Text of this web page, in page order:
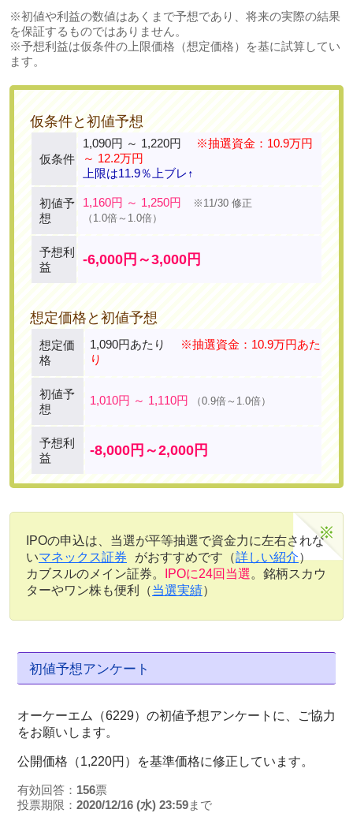
※初値や利益の数値はあくまで予想であり、将来の実際の結果
を保証するものではありません。
※予想利益は仮条件の上限価格（想定価格）を基に試算してい
ます。
仮条件と初値予想
仮条件
1,090円 ～ 1,220円
※抽選資金：10.9万円
～ 12.2万円
上限は11.9％上ブレ↑
初値予
想
1,160円 ～ 1,250円
※11/30 修正
（1.0倍～1.0倍）
予想利
益
-6,000円～3,000円
想定価格と初値予想
想定価
格
1,090円あたり
※抽選資金：10.9万円あた
り
初値予
想
1,010円 ～ 1,110円 （0.9倍～1.0倍）
予想利
益
-8,000円～2,000円
IPOの申込は、当選が平等抽選で資金力に左右されな
いマネックス証券 がおすすめです（詳しい紹介）
カブスルのメイン証券。
IPOに24回当選。銘柄スカウ
ターやワン株も便利（当選実績）
初値予想アンケート
オーケーエム（6229）の初値予想アンケートに、ご協力
をお願いします。
公開価格（1,220円）を基準価格に修正しています。
有効回答： 156票
投票期限： 2020/12/16 (水) 23:59まで